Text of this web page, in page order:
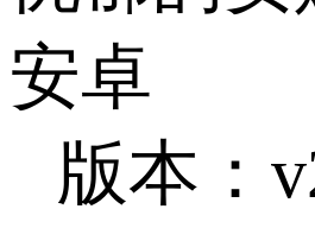
安卓
版本：